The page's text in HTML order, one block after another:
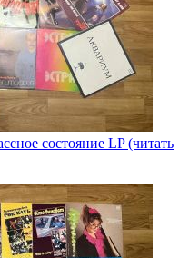
состояние LP (читать